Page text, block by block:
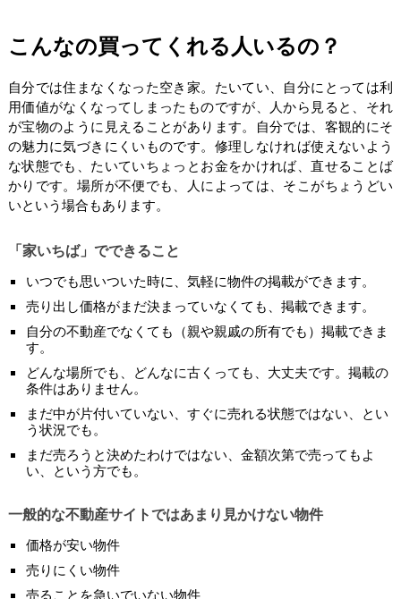
こんなの買ってくれる人いるの？
自分では住まなくなった空き家。たいてい、自分にとっては利
用価値がなくなってしまったものですが、人から見ると、それ
が宝物のように見えることがあります。自分では、客観的にそ
の魅力に気づきにくいものです。修理しなければ使えないよう
な状態でも、たいていちょっとお金をかければ、直せることば
かりです。場所が不便でも、人によっては、そこがちょうどい
いという場合もあります。
「家いちば」でできること
いつでも思いついた時に、気軽に物件の掲載ができます。
売り出し価格がまだ決まっていなくても、掲載できます。
自分の不動産でなくても（親や親戚の所有でも）掲載できま
す。
どんな場所でも、どんなに古くっても、大丈夫です。掲載の
条件はありません。
まだ中が片付いていない、すぐに売れる状態ではない、とい
う状況でも。
まだ売ろうと決めたわけではない、金額次第で売ってもよ
い、という方でも。
一般的な不動産サイトではあまり見かけない物件
価格が安い物件
売りにくい物件
売ることを急いでいない物件